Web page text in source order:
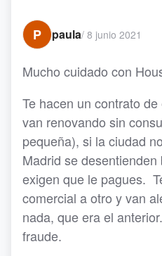
P
paula/ 8 junio 2021
Mucho cuidado con
Te hacen un contrato
van renovando sin
pequeña), si la ciudad
Madrid se
exigen que le pagues.
comercial a otro y van
nada, que era el
fraude.